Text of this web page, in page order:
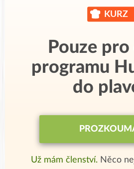
Pouze
programu
do
Už mám členství. Něco